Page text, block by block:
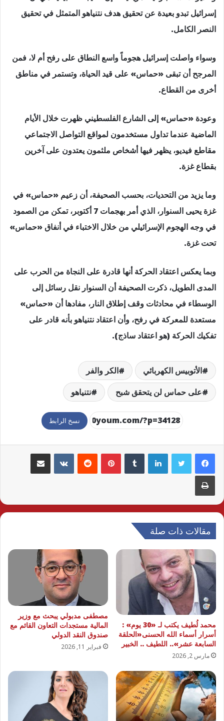
إسرائيل تبدو بعيدة عن تحقيق هدف نتنياهو المتمثل في تحقيق
النصر الكامل.
وسواء واصلت إسرائيل هجوماً واسع النطاق على رفح أم لا، فمن
المرجح أن تبقى «حماس» على قيد الحياة، وتستمر في مناطق
أخرى من القطاع.
وعودة «حماس» إلى الشارع الفلسطيني ظهرت خلال الأيام
الماضية عندما تداول مستخدمون لمواقع التواصل الاجتماعي
مقاطع فيديو، يظهر فيها أشخاص ملثمون يعتدون على آخرين
بقطاع غزة.
وما يزيد من التحديات، بحسب الصحيفة، أن زعيم «حماس» في
غزة يحيى السنوار، الذي أمر بهجمات 7 أكتوبر، تمكن من الصمود
في وجه الهجوم الإسرائيلي من خلال الاختباء في أنفاق «حماس»
تحت غزة.
وبما يعكس اعتقاد الحركة أنها قادرة على النجاة من الحرب على
المدى الطويل، ذكرت الصحيفة أن السنوار نقل رسائل إلى
الوسطاء في محادثات وقف إطلاق النار، مفادها أن «حماس»
مستعدة للمعركة في رفح، وأن اعتقاد نتنياهو بأنه قادر على
تفكيك الحركة (هو اعتقاد ساذج).
الأتوبيس الكهربائي
الكر والفر
على حماس لن يتحقق شبح
نتنياهو
نسخ الرابط
لينكدإن بينتيريست مشاركة عبر البريد
طباعة
مقالات ذات صلة
محمد لُطيف يكتب لـ «30 يوم» :
أسرار أسماء الله الحسنى«الحلقة
السابعة عشر».. اللطيف .. الخبير
مارس 2, 2026
مصطفى مدبولي يبحث مع وزير
المالية مستجدات التعاون القائم مع
صندوق النقد الدولي
فبراير 11, 2026